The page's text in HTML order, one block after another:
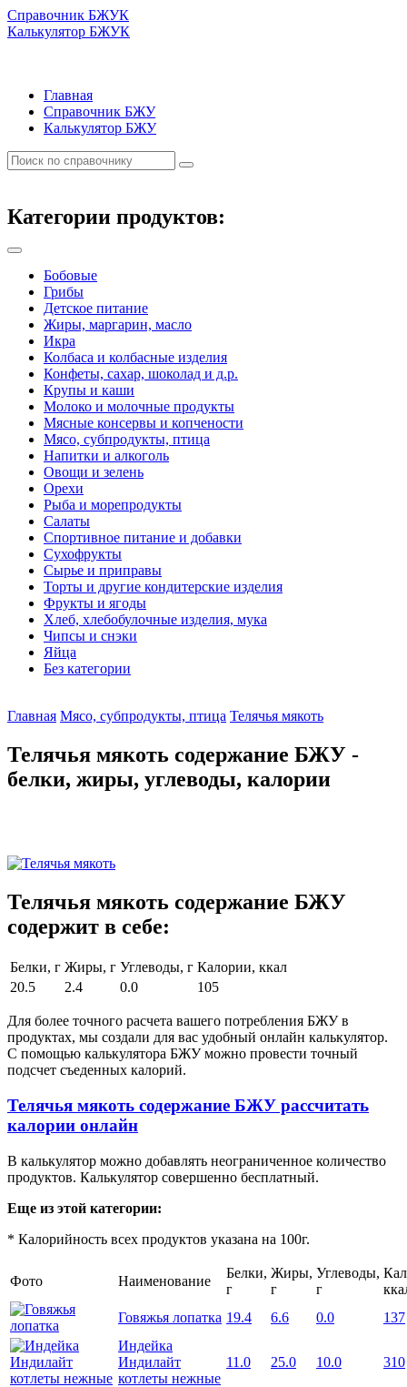
Справочник БЖУК
Калькулятор БЖУК
Главная
Справочник БЖУ
Калькулятор БЖУ
Категории продуктов:
Бобовые
Грибы
Детское питание
Жиры, маргарин, масло
Икра
Колбаса и колбасные изделия
Конфеты, сахар, шоколад и д.р.
Крупы и каши
Молоко и молочные продукты
Мясные консервы и копчености
Мясо, субпродукты, птица
Напитки и алкоголь
Овощи и зелень
Орехи
Рыба и морепродукты
Салаты
Спортивное питание и добавки
Сухофрукты
Сырье и приправы
Торты и другие кондитерские изделия
Фрукты и ягоды
Хлеб, хлебобулочные изделия, мука
Чипсы и снэки
Яйца
Без категории
Главная Мясо, субпродукты, птица Телячья мякоть
Телячья мякоть содержание БЖУ -
белки, жиры, углеводы, калории
Телячья мякоть содержание БЖУ
содержит в себе:
Белки, г Жиры, г Углеводы, г Калории, ккал
20.5
2.4 0.0 105
Для более точного расчета вашего потребления БЖУ в
продуктах, мы создали для вас удобный онлайн калькулятор.
С помощью калькулятора БЖУ можно провести точный
подсчет съеденных калорий.
Телячья мякоть содержание БЖУ рассчитать
калории онлайн
В калькулятор можно добавлять неограниченное количество
продуктов. Калькулятор совершенно бесплатный.
Еще из этой категории:
* Калорийность всех продуктов указана на 100г.
Фото Наименование
Белки,
г
Жиры,
г
Углеводы,
г
Говяжья лопатка 19.4 6.6 0.0
137
Индейка
Индилайт
котлеты нежные
11.0 25.0 10.0 310